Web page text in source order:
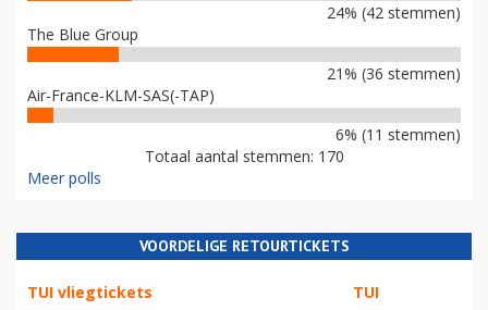
24% (42 stemmen)
The Blue Group
21% (36 stemmen)
Air-France-KLM-SAS(-TAP)
6% (11 stemmen)
Totaal aantal stemmen: 170
Meer polls
VOORDELIGE RETOURTICKETS
TUI vliegtickets TUI